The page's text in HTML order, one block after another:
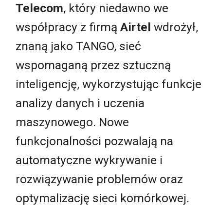
Telecom, który niedawno we
współpracy z firmą Airtel wdrożył,
znaną jako TANGO, sieć
wspomaganą przez sztuczną
inteligencję, wykorzystując funkcje
analizy danych i uczenia
maszynowego. Nowe
funkcjonalności pozwalają na
automatyczne wykrywanie i
rozwiązywanie problemów oraz
optymalizację sieci komórkowej.